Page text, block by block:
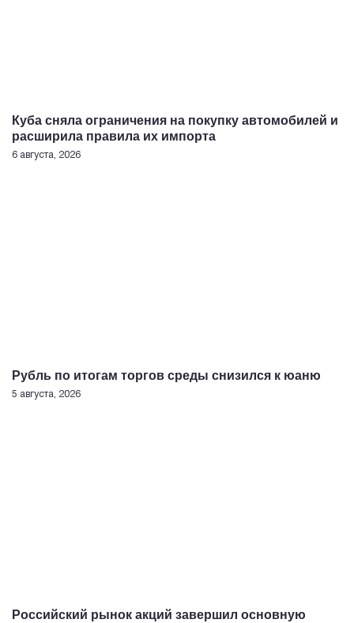
Куба сняла ограничения на покупку автомобилей и
расширила правила их импорта
6 августа, 2026
Рубль по итогам торгов среды снизился к юаню
5 августа, 2026
Российский рынок акций завершил основную